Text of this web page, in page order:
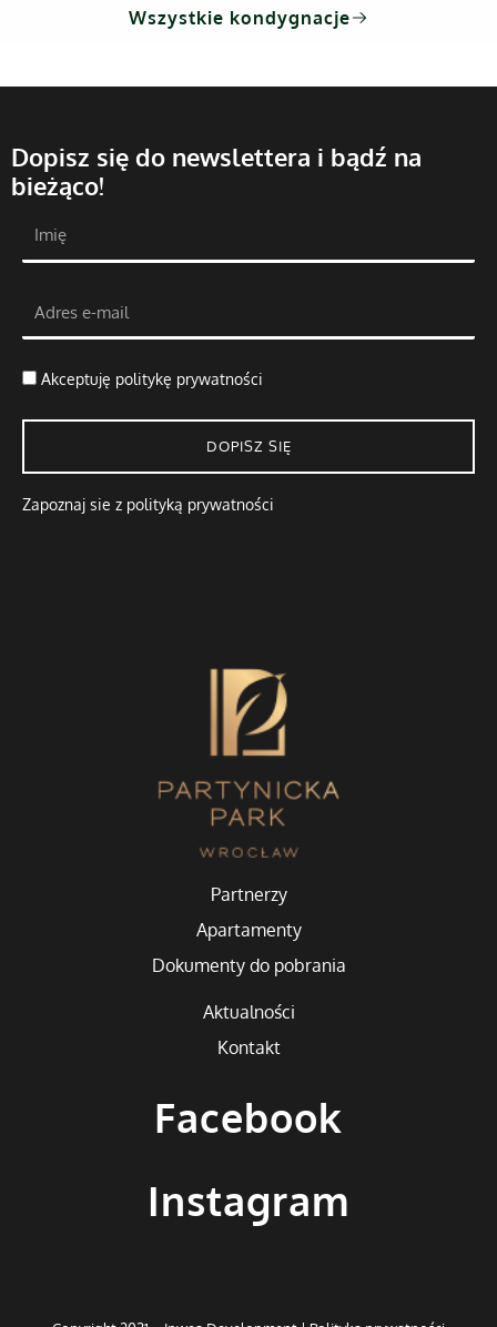
Wszystkie kondygnacje
Dopisz się do newslettera i bądź na
bieżąco!
Akceptuję politykę prywatności
DOPISZ SIĘ
Zapoznaj sie z polityką prywatności
Partnerzy
Apartamenty
Dokumenty do pobrania
Aktualności
Kontakt
Facebook
Instagram